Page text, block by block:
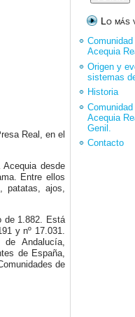
Real, en el
desde
Entre ellos
patatas, ajos,
de 1.882. Está
y nº 17.031.
Andalucía,
de España,
de
Lo más
Acequia
Origen y
sistemas
Historia
Acequia
Genil.
Contacto